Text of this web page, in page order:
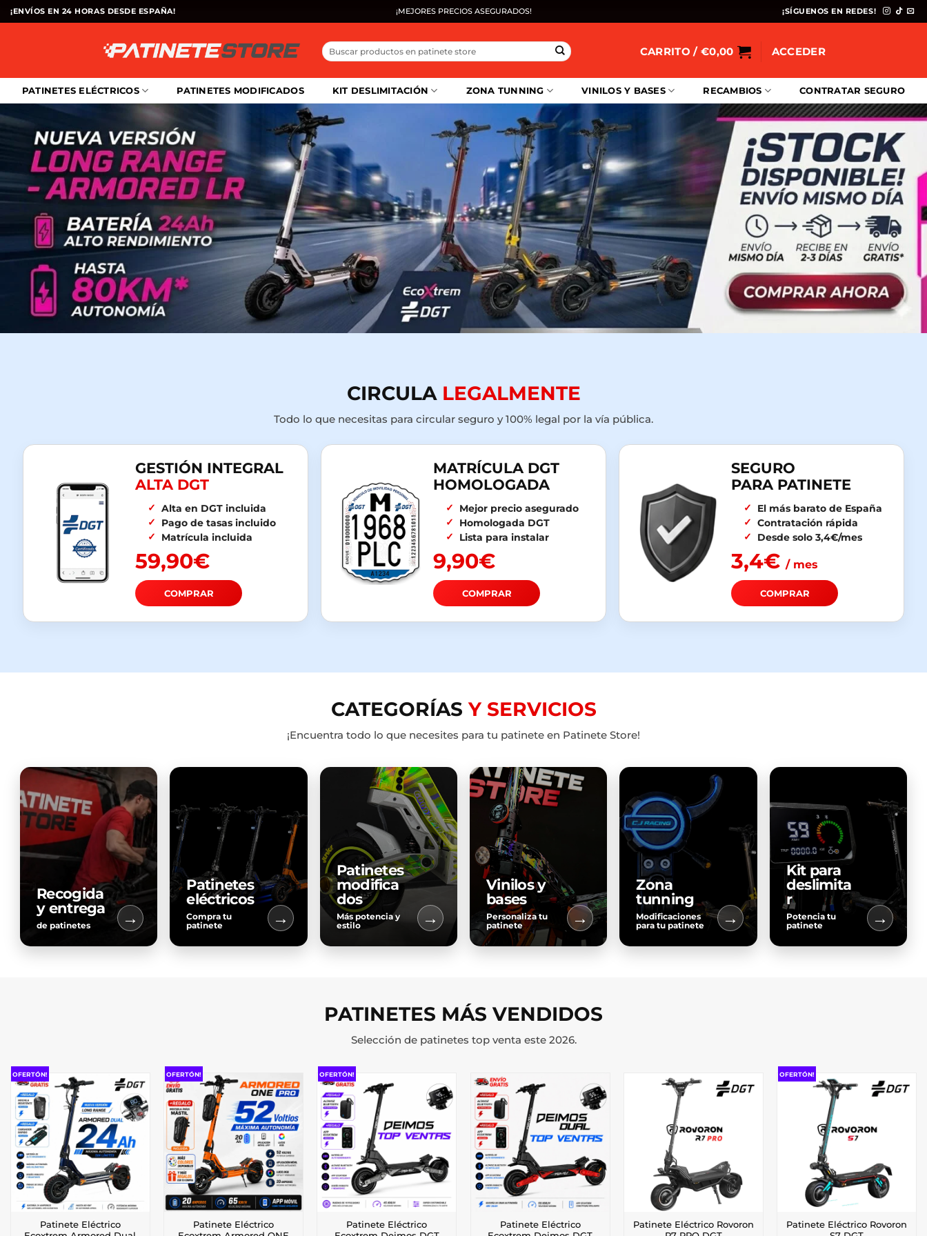
Saltar
al
¡ENVÍOS EN 24 HORAS DESDE ESPAÑA! ¡MEJORES PRECIOS ASEGURADOS! ¡SÍGUENOS EN REDES!
Buscar
por:
CARRITO / €0,00 ACCEDER
PATINETES ELÉCTRICOS PATINETES MODIFICADOS KIT DESLIMITACIÓN ZONA TUNNING VINILOS Y BASES RECAMBIOS CONTRATAR SEGURO
CIRCULA LEGALMENTE
Todo lo que necesitas para circular seguro y 100% legal por la vía pública.
GESTIÓN INTEGRAL
ALTA DGT
Alta en DGT incluida
Pago de tasas incluido
Matrícula incluida
59,90€
COMPRAR
MATRÍCULA DGT
HOMOLOGADA
Mejor precio asegurado
Homologada DGT
Lista para instalar
9,90€
COMPRAR
SEGURO
PARA PATINETE
El más barato de España
Contratación rápida
Desde solo 3,4€/mes
3,4€ / mes
COMPRAR
CATEGORÍASY SERVICIOS
¡Encuentra todo lo que necesites para tu patinete en Patinete Store!
Recogida
y entrega
de patinetes →
Patinetes
eléctricos
Compra tu
patinete
→
Patinetes
modifica
dos
Más potencia y
estilo
→
Vinilos y
bases
Personaliza tu
patinete
→
Zona
tunning
Modificaciones
para tu patinete
→
Kit para
deslimita
r
Potencia tu
patinete
→
PATINETES MÁS VENDIDOS
Selección de patinetes top venta este 2026.
OFERTÓN!
Patinete Eléctrico
OFERTÓN!
Patinete Eléctrico
OFERTÓN!
Patinete Eléctrico
Patinete Eléctrico
Patinete Eléctrico Rovoron
OFERTÓN!
Patinete Eléctrico Rovoron